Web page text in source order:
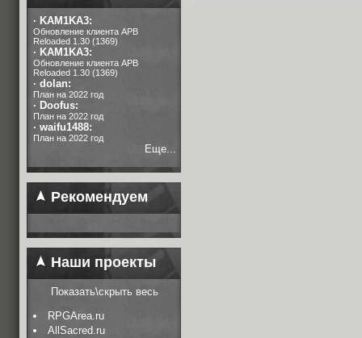
· KAM1KA3:
Обновление клиента APB
Reloaded 1.30 (1369)
· KAM1KA3:
Обновление клиента APB
Reloaded 1.30 (1369)
· dolan:
План на 2022 год
· Doofus:
План на 2022 год
· waifu1488:
План на 2022 год
Еще...
Рекомендуем
Наши проекты
Показать\скрыть весь
RPGArea.ru
AllSacred.ru